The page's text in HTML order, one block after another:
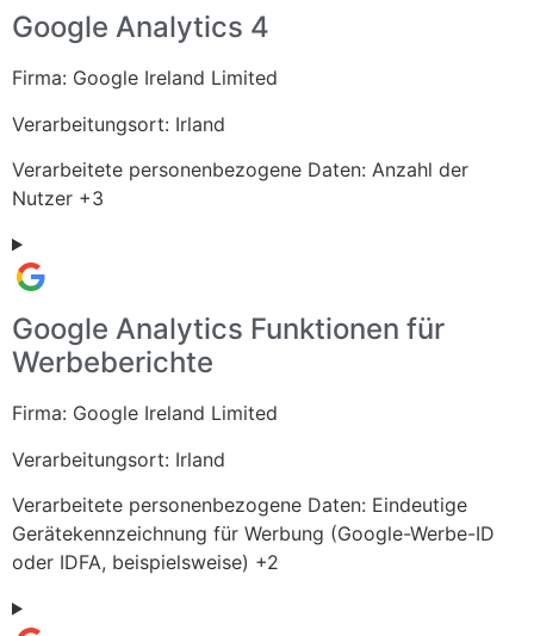
Google Analytics 4
Firma: Google Ireland Limited
Verarbeitungsort: Irland
Verarbeitete personenbezogene Daten: Anzahl der
Nutzer +3
Google Analytics Funktionen für
Werbeberichte
Firma: Google Ireland Limited
Verarbeitungsort: Irland
Verarbeitete personenbezogene Daten: Eindeutige
Gerätekennzeichnung für Werbung (Google-Werbe-ID
oder IDFA, beispielsweise) +2